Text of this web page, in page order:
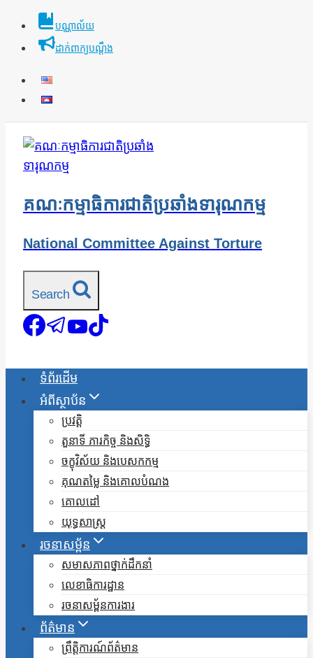
Skip
បណ្ណាល័យ
ដាក់ពាក្យបណ្ដឹង
គណៈកម្មាធិការជាតិប្រឆាំងទារុណកម្ម
National Committee Against Torture
Search
ទំព័រដើម
អំពីស្ថាប័ន
ប្រវត្តិ
តួនាទី ភារកិច្ច និងសិទ្ធិ
ចក្ខុវិស័យ និងបេសកកម្ម
គុណតម្លៃ និងគោលបំណង
គោលដៅ
យុទ្ធសាស្ត្រ
រចនាសម្ព័ន
សមាសភាពថ្នាក់ដឹកនាំ
លេខាធិការដ្ឋាន
រចនាសម្ព័នការងារ
ព័ត៌មាន
ព្រឹត្តិការណ៍ព័ត៌មាន